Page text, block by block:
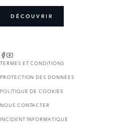
DÉCOUVRIR
TERMES ET CONDITIONS
PROTECTION DES DONNÉES
POLITIQUE DE COOKIES
NOUS CONTACTER
INCIDENT INFORMATIQUE